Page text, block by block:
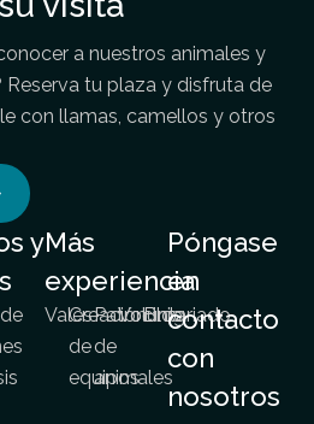
a nuestros animales y
tu plaza y disfruta de
con llamas, camellos y otros
yMás
experiencia
ValesCreación
de
equipos
Patrocinio
de
animales
Voluntariado
Blog
Póngase
en
contacto
con
nosotros